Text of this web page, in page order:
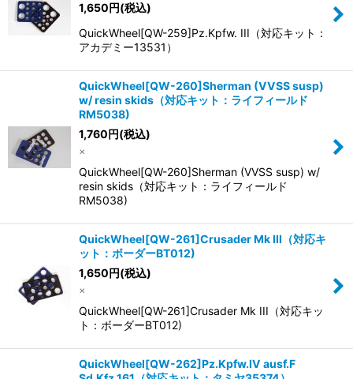
1,650円(税込)
QuickWheel[QW-259]Pz.Kpfw. III（対応キット：
アカデミー13531）
QuickWheel[QW-260]Sherman (VVSS susp)
w/ resin skids（対応キット：ライフィールド
RM5038)
1,760円(税込)
×
QuickWheel[QW-260]Sherman (VVSS susp) w/
resin skids（対応キット：ライフィールド
RM5038)
QuickWheel[QW-261]Crusader Mk III（対応キ
ット：ボーダーBT012)
1,650円(税込)
×
QuickWheel[QW-261]Crusader Mk III（対応キッ
ト：ボーダーBT012)
QuickWheel[QW-262]Pz.Kpfw.IV ausf.F